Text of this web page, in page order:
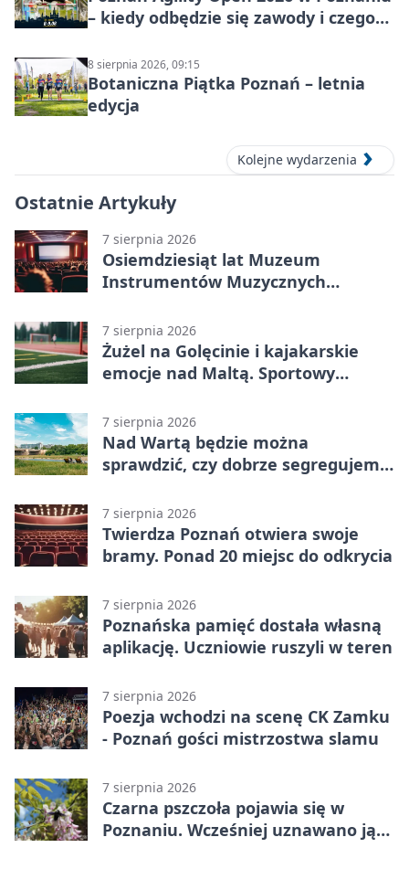
– kiedy odbędzie się zawody i czego
8 sierpnia 2026, 09:15
Botaniczna Piątka Poznań – letnia
edycja
Kolejne wydarzenia
Ostatnie Artykuły
7 sierpnia 2026
Osiemdziesiąt lat Muzeum
Instrumentów Muzycznych
7 sierpnia 2026
Żużel na Golęcinie i kajakarskie
emocje nad Maltą. Sportowy
7 sierpnia 2026
Nad Wartą będzie można
sprawdzić, czy dobrze segregujemy
7 sierpnia 2026
Twierdza Poznań otwiera swoje
bramy. Ponad 20 miejsc do odkrycia
7 sierpnia 2026
Poznańska pamięć dostała własną
aplikację. Uczniowie ruszyli w teren
7 sierpnia 2026
Poezja wchodzi na scenę CK Zamku
- Poznań gości mistrzostwa slamu
7 sierpnia 2026
Czarna pszczoła pojawia się w
Poznaniu. Wcześniej uznawano ją